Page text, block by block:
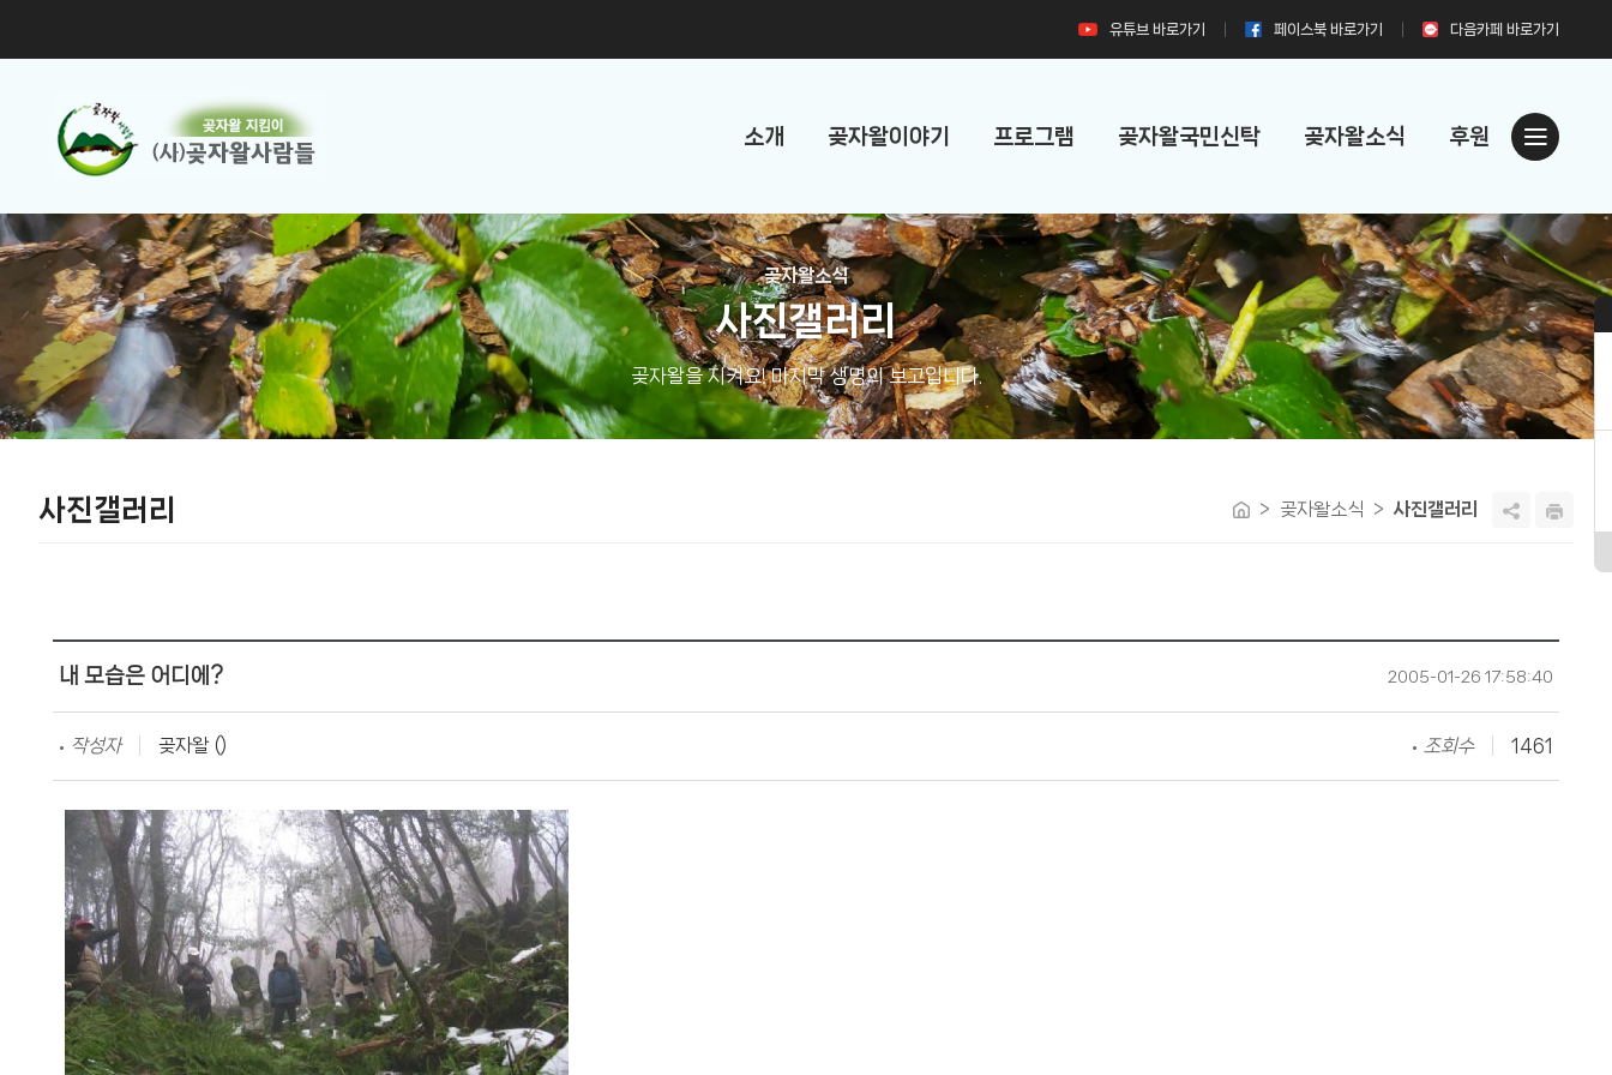
유튜브 바로가기 페이스북 바로가기 다음카페 바로가기
소개 곶자왈이야기 프로그램 곶자왈국민신탁 곶자왈소식 후원
곶자왈소식
사진갤러리
곶자왈을 지켜요! 마지막 생명의 보고입니다.
사진갤러리 곶자왈소식 사진갤러리
내 모습은 어디에? 2005-01-26 17:58:40
작성자 곶자왈 () 조회수 1461